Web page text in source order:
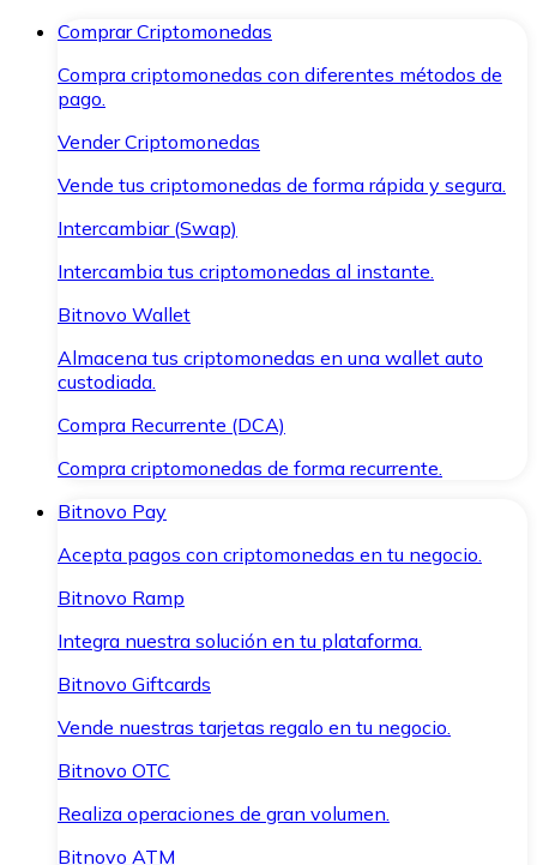
Comprar Criptomonedas
Compra criptomonedas con diferentes métodos de
pago.
Vender Criptomonedas
Vende tus criptomonedas de forma rápida y segura.
Intercambiar (Swap)
Intercambia tus criptomonedas al instante.
Bitnovo Wallet
Almacena tus criptomonedas en una wallet auto
custodiada.
Compra Recurrente (DCA)
Compra criptomonedas de forma recurrente.
Bitnovo Pay
Acepta pagos con criptomonedas en tu negocio.
Bitnovo Ramp
Integra nuestra solución en tu plataforma.
Bitnovo Giftcards
Vende nuestras tarjetas regalo en tu negocio.
Bitnovo OTC
Realiza operaciones de gran volumen.
Bitnovo ATM